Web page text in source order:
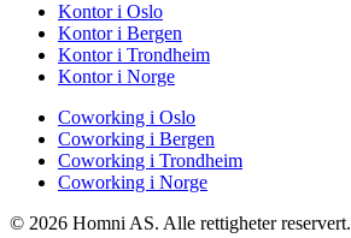
Kontor i Oslo
Kontor i Bergen
Kontor i Trondheim
Kontor i Norge
Coworking i Oslo
Coworking i Bergen
Coworking i Trondheim
Coworking i Norge
© 2026 Homni AS. Alle rettigheter reservert.